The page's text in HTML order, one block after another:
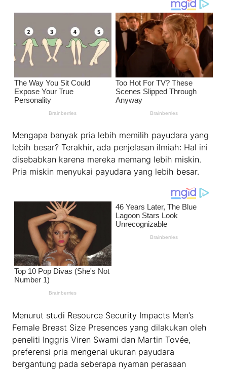
Mengapa banyak pria lebih memilih payudara yang
lebih besar? Terakhir, ada penjelasan ilmiah: Hal ini
disebabkan karena mereka memang lebih miskin.
Pria miskin menyukai payudara yang lebih besar.
Menurut studi Resource Security Impacts Men’s
Female Breast Size Presences yang dilakukan oleh
peneliti Inggris Viren Swami dan Martin Tovée,
preferensi pria mengenai ukuran payudara
bergantung pada seberapa nyaman perasaan